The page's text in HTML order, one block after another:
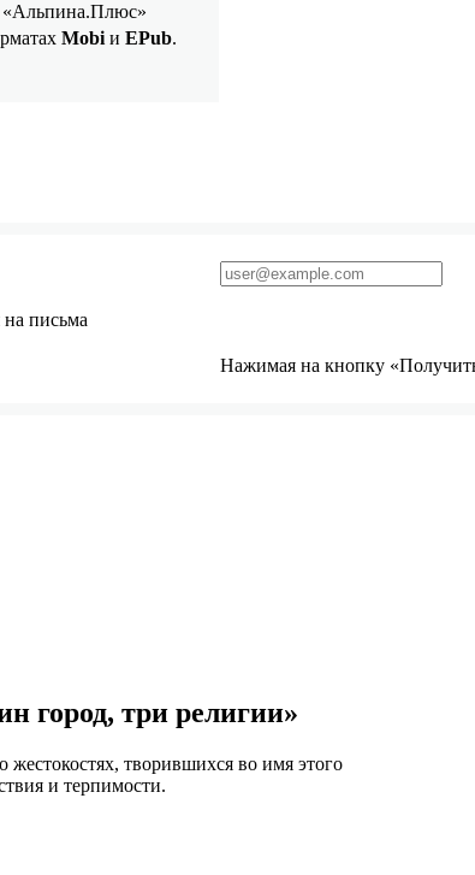
«Альпина.Плюс»
Mobi и EPub.
город, три религии»
творившихся во имя этого
и терпимости.
на письма
Нажимая на кнопку